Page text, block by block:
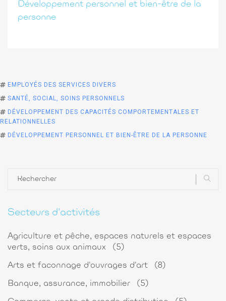
Développement personnel et bien-être de la
personne
EMPLOYÉS DES SERVICES DIVERS
SANTÉ, SOCIAL, SOINS PERSONNELS
DÉVELOPPEMENT DES CAPACITÉS COMPORTEMENTALES ET
RELATIONNELLES
DÉVELOPPEMENT PERSONNEL ET BIEN-ÊTRE DE LA PERSONNE
Secteurs d'activités
Agriculture et pêche, espaces naturels et espaces
verts, soins aux animaux
(5)
Arts et faconnage d'ouvrages d'art (8)
Banque, assurance, immobilier (5)